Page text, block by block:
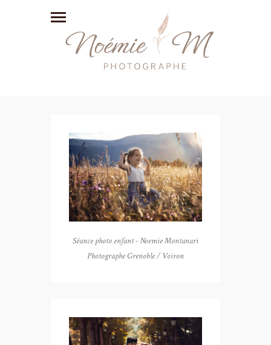
Séance photo enfant - Noemie Montanari
Photographe Grenoble / Voiron